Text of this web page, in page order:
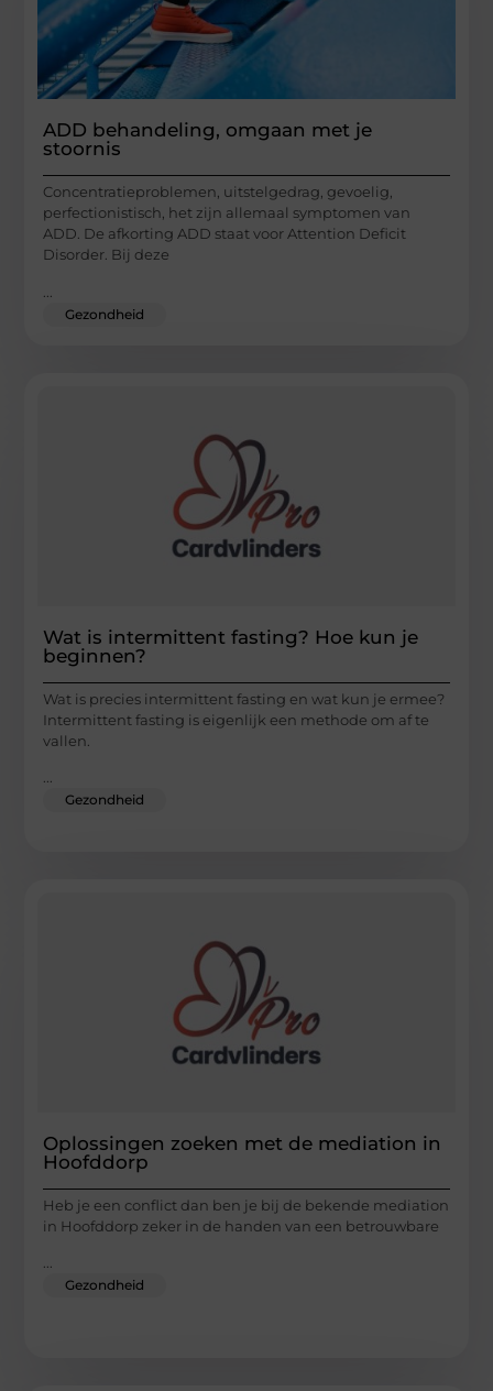
ADD behandeling, omgaan met je
stoornis
Concentratieproblemen, uitstelgedrag, gevoelig,
perfectionistisch, het zijn allemaal symptomen van
ADD. De afkorting ADD staat voor Attention Deficit
Disorder. Bij deze
Gezondheid
Wat is intermittent fasting? Hoe kun je
beginnen?
Wat is precies intermittent fasting en wat kun je ermee?
Intermittent fasting is eigenlijk een methode om af te
vallen.
Gezondheid
Oplossingen zoeken met de mediation in
Hoofddorp
Heb je een conflict dan ben je bij de bekende mediation
in Hoofddorp zeker in de handen van een betrouwbare
...
Gezondheid